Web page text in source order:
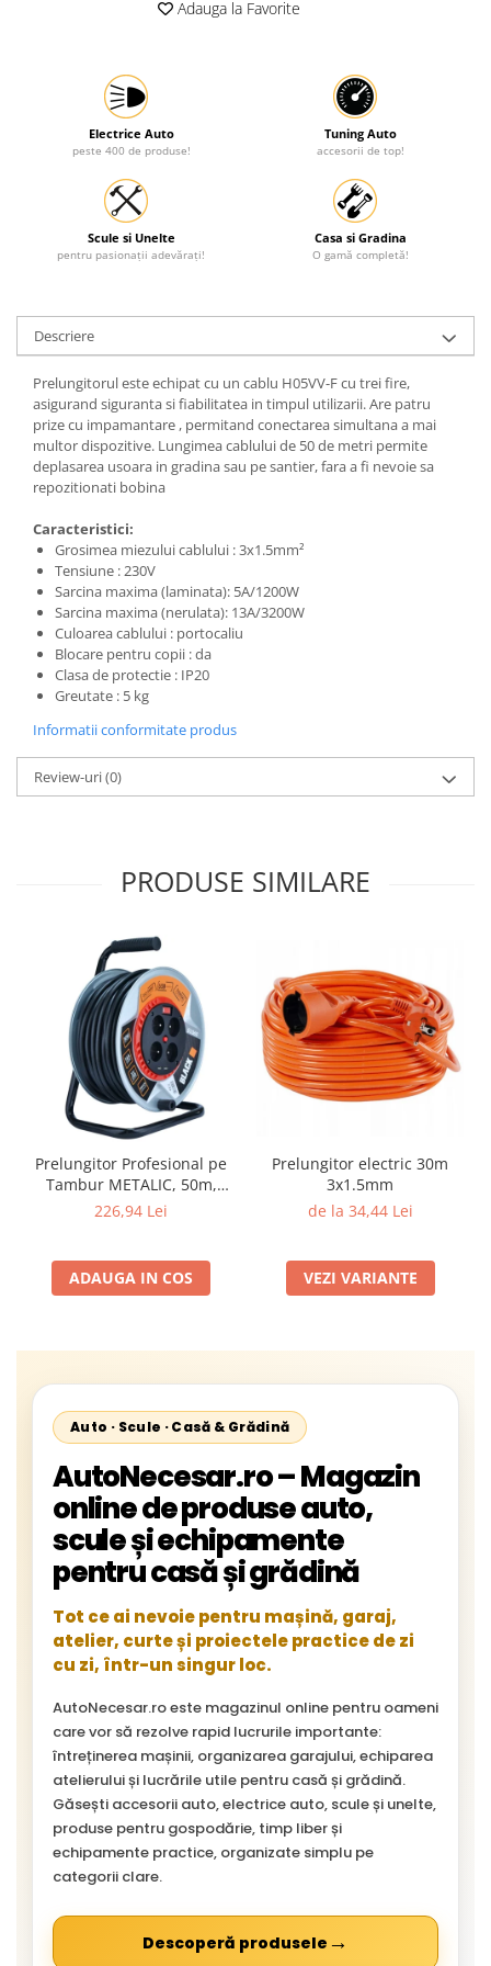
Suport auto
Tunuri de caldura si aeroteme
Utilaje constructie
Adauga la Favorite
Electrice Auto
peste 400 de produse!
Tuning Auto
accesorii de top!
Scule si Unelte
pentru pasionații adevărați!
Casa si Gradina
O gamă completă!
Descriere
Prelungitorul este echipat cu un cablu H05VV-F cu trei fire,
asigurand siguranta si fiabilitatea in timpul utilizarii. Are patru
prize cu impamantare , permitand conectarea simultana a mai
multor dispozitive. Lungimea cablului de 50 de metri permite
deplasarea usoara in gradina sau pe santier, fara a fi nevoie sa
repozitionati bobina
Caracteristici:
Grosimea miezului cablului : 3x1.5mm²
Tensiune : 230V
Sarcina maxima (laminata): 5A/1200W
Sarcina maxima (nerulata): 13A/3200W
Culoarea cablului : portocaliu
Blocare pentru copii : da
Clasa de protectie : IP20
Greutate : 5 kg
Informatii conformitate produs
Review-uri(0)
PRODUSE SIMILARE
Prelungitor Profesional pe
Tambur METALIC, 50m,
3x2.5mm², 4 Prize IP44 + 2x
226,94 Lei
ADAUGA IN COS
Prelungitor electric 30m
3x1.5mm
de la 34,44 Lei
VEZI VARIANTE
Auto · Scule · Casă & Grădină
AutoNecesar.ro – Magazin
online de produse auto,
scule și echipamente
pentru casă și grădină
Tot ce ai nevoie pentru mașină, garaj,
atelier, curte și proiectele practice de zi
cu zi, într-un singur loc.
AutoNecesar.ro este magazinul online pentru oameni
care vor să rezolve rapid lucrurile importante:
întreținerea mașinii, organizarea garajului, echiparea
atelierului și lucrările utile pentru casă și grădină.
Găsești accesorii auto, electrice auto, scule și unelte,
produse pentru gospodărie, timp liber și
echipamente practice, organizate simplu pe
categorii clare.
Descoperă produsele →